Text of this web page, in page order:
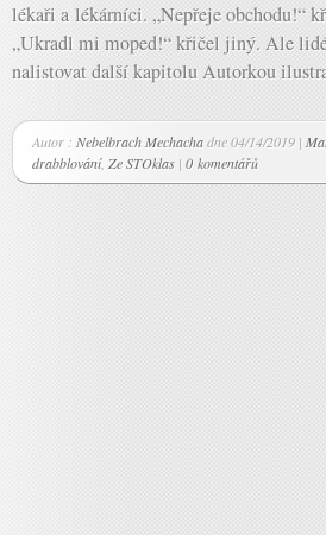
lékaři a lékárníci. „Nepřeje obchodu!“
„Ukradl mi moped!“ křičel jiný. Ale
nalistovat další kapitolu Autorkou
Autor : Nebelbrach Mechachadne 04/14/2019 |
drabblování, Ze STOklas | 0 komentářů